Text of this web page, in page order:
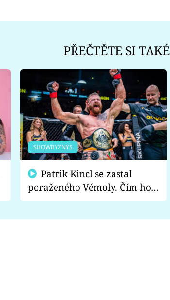
PŘEČTĚTE SI TAKÉ
SHOWBYZNYS
poraženého Vémoly. Čím ho
fanoušci naštvali?